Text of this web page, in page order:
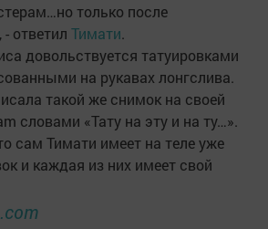
только после
ответил Тимати.
довольствуется татуировками
на рукавах лонгслива.
такой же снимок на своей
словами «Тату на эту и на ту…».
сам Тимати имеет на теле уже
и каждая из них имеет свой